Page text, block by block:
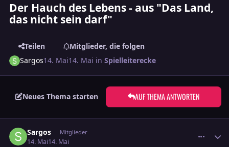
Der Hauch des Lebens - aus "Das Land,
das nicht sein darf"
Teilen
Mitglieder, die folgen
Sargos14. Mai14. Mai inSpielleiterecke
Neues Thema starten AUF THEMA ANTWORTEN
Sargos Mitglieder
14. Mai14. Mai